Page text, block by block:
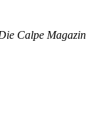
Calpe Magazin